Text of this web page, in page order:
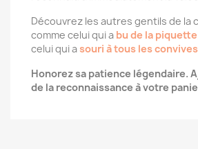
Découvrez les autres gentils de la
comme celui qui a bu de la
celui qui asouri à tous les convives
Honorez sa patience légendaire.
de la reconnaissance à votre